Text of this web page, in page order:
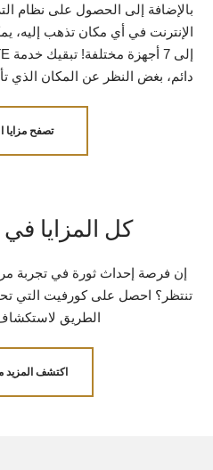
بالإضافة إلى الحصول على نظام
الإنترنت في أي مكان تذهب إليه،
إلى 7 أجهزة مختلفة! تبقيك خدمة 4G LTE واي فاي
دائم، بغض النظر عن المكان الذي
تصفح مزايا
كل المزايا في
إن فرصة إحداث ثورة في تجربة
تنتظر؟ احصل على كورفيت التي تحلم
الطريق لاستكشاف
اكتشف المزيد من